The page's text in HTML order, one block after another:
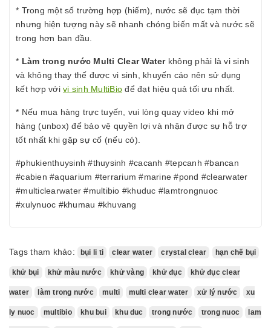
* Trong một số trường hợp (hiếm), nước sẽ đục tạm thời
nhưng hiện tượng này sẽ nhanh chóng biến mất và nước sẽ
trong hơn ban đầu.
* Làm trong nước Multi Clear Waterkhông phải là vi sinh
và không thay thế được vi sinh, khuyến cáo nên sử dụng
kết hợp với vi sinh MultiBio để đạt hiệu quả tối ưu nhất.
* Nếu mua hàng trực tuyến, vui lòng quay video khi mở
hàng (unbox) để bảo vệ quyền lợi và nhận được sự hỗ trợ
tốt nhất khi gặp sự cố (nếu có).
#phukienthuysinh #thuysinh #cacanh #tepcanh #bancan
#cabien #aquarium #terrarium #marine #pond #clearwater
#multiclearwater #multibio #khuduc #lamtrongnuoc
#xulynuoc #khumau #khuvang
Tags tham khảo: bụi li ti clear water crystal clear hạn chế bụi
khử bụi khử màu nước khử vàng khử đục khử đục clear
water làm trong nước multi multi clear water xử lý nước xu
ly nuoc multibio khu bui khu duc trong nước trong nuoc lam